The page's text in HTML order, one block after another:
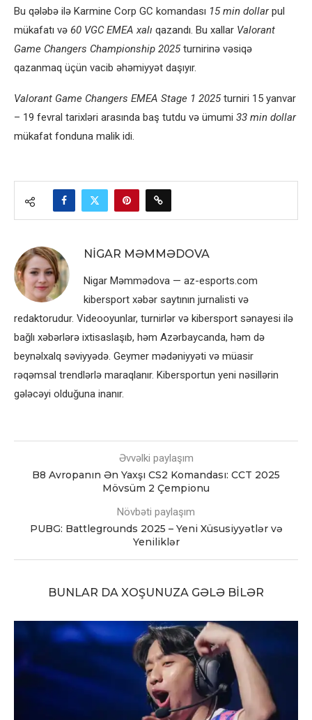
Bu qələbə ilə Karmine Corp GC komandası 15 min dollarpul
mükafatı və 60 VGC EMEA xalı qazandı. Bu xallar Valorant
Game Changers Championship 2025turnirinə vəsiqə
qazanmaq üçün vacib əhəmiyyət daşıyır.
Valorant Game Changers EMEA Stage 1 2025turniri 15 yanvar
– 19 fevral tarixləri arasında baş tutdu və ümumi 33 min dollar
mükafat fonduna malik idi.
NIGAR MƏMMƏDOVA
Nigar Məmmədova — az-esports.com
kibersport xəbər saytının jurnalisti və
redaktorudur. Videooyunlar, turnirlər və kibersport sənayesi ilə
bağlı xəbərlərə ixtisaslaşıb, həm Azərbaycanda, həm də
beynəlxalq səviyyədə. Geymer mədəniyyəti və müasir
rəqəmsal trendlərlə maraqlanır. Kibersportun yeni nəsillərin
gələcəyi olduğuna inanır.
Əvvəlki paylaşım
B8 Avropanın Ən Yaxşı CS2 Komandası: CCT 2025
Mövsüm 2 Çempionu
Növbəti paylaşım
PUBG: Battlegrounds 2025 – Yeni Xüsusiyyətlər və
Yeniliklər
BUNLAR DA XOŞUNUZA GƏLƏ BILƏR